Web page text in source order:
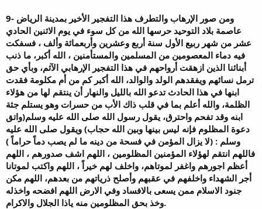
9- ومن صور الإرهاب والتطرف هذا التفجير الأخير بمدينة الرياض
عاصمة بلاد التوحيد حرسها الله من كل سوء في يوم الاثنين الحادي
عشر من شهر ربيع الأول سنة أربع وعشرين وأربعمائة وألف ، فسفكت
فيه دماء المعصومين من المسلمين والمستأمنين ، الله أكبر، ما ذنب
أبنائنا الذين ازهقت أرواحهم في هذا التفجير الإرهابي الآثم، وبأي حق
ترمل نسائهم ويفقدهم الولد والوالد، الله أكبر كم من أم مكلومة فقدت
ابنها في هذا الحادث تدعو الله بالليل والنهار أن ينتقم لها من هؤلاء
الظلمة، والله أعلم بما في قلب ذاك الأب من حسرات وهو يستلم جثة
ابنه وقد تفحم واحترق، يقول رسول الله صلى الله عليه وسلم(واتق
دعوة المظلوم فإنه ليس بينها وبين الله حجاب) ويقول صلى الله عليه
وسلم : (لا يزال المؤمن في فسحة من دينه ما لم يصب دماً حراماً )
فاللهم انتقم لهؤلاء المؤمنين المظلومين ، اللهم اشف صدورهم ، اللهم
أعظم اجورهم واغفر لموتاهم، واخلف لهم خيراً ، اللهم واكتب لموتانا
أجر الشهداء واخلفهم في عقبهم وأصلح ذرياتهم من بعدهم، اللهم مكن
جنود الاسلام ممن يسعى بالافساد وفي الارض اللهم افضحه واخذله
وخذ بحق المظلومين منه ياذا الجلال والاكرام.